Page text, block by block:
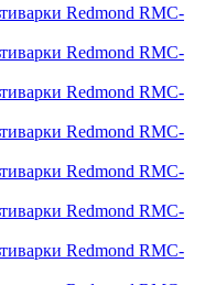
Redmond RMC-
Redmond RMC-
Redmond RMC-
Redmond RMC-
Redmond RMC-
Redmond RMC-
Redmond RMC-